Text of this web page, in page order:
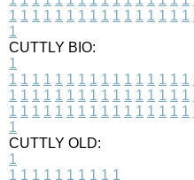
1 1 1 1 1 1 1 1 1 1 1 1 1 1 1 1
1
CUTTLY BIO:
1
1 1 1 1 1 1 1 1 1 1 1 1 1 1 1 1
1 1 1 1 1 1 1 1 1 1 1 1 1 1 1 1
1 1 1 1 1 1 1 1 1 1 1 1 1 1 1 1
1
CUTTLY OLD:
1
1 1 1 1 1 1 1 1 1 1